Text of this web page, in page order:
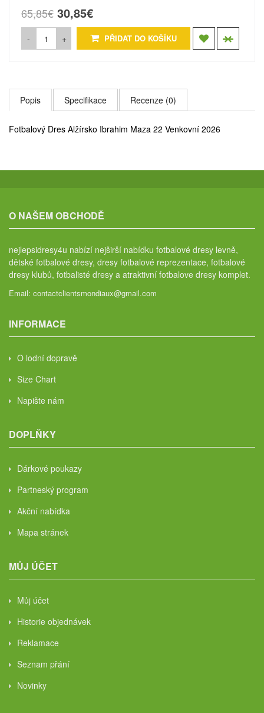
65,85€ 30,85€
- + PŘIDAT DO KOŠÍKU
Popis Specifikace Recenze (0)
Fotbalový Dres Alžírsko Ibrahim Maza 22 Venkovní 2026
O NAŠEM OBCHODĚ
nejlepsidresy4u nabízí nejširší nabídku fotbalové dresy levně,
dětské fotbalové dresy, dresy fotbalové reprezentace, fotbalové
dresy klubů, fotbalisté dresy a atraktivní fotbalove dresy komplet.
Email: contactclientsmondiaux@gmail.com
INFORMACE
O lodní dopravě
Size Chart
Napište nám
DOPLŇKY
Dárkové poukazy
Partneský program
Akční nabídka
Mapa stránek
MŮJ ÚČET
Můj účet
Historie objednávek
Reklamace
Seznam přání
Novinky